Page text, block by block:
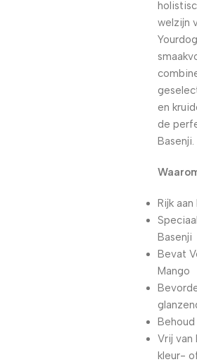
welzijn
en
de
Basenji.
Rijk
Basenji
Bevat
Mango
Vrij van
kleur-